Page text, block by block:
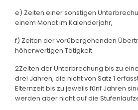
e) Zeiten einer sonstigen
einem Monat im Kalenderjahr,
f) Zeiten der vorübergehenden
höherwertigen Tätigkeit.
2Zeiten der Unterbrechung bis zu
drei Jahren, die nicht von Satz 1
Elternzeit bis zu jeweils fünf Jahren
werden aber nicht auf die